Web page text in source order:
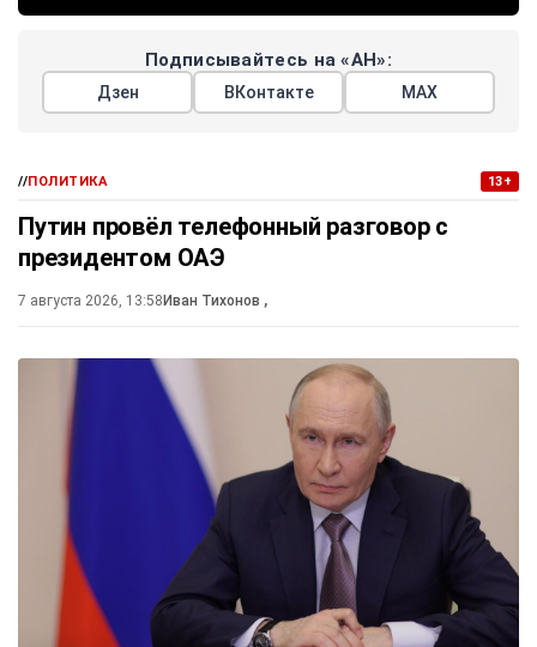
Подписывайтесь на «АН»:
Дзен ВКонтакте МАХ
//ПОЛИТИКА 13+
Путин провёл телефонный разговор с
президентом ОАЭ
7 августа 2026, 13:58Иван Тихонов ,